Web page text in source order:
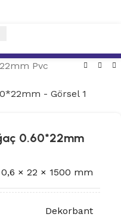
Pvc
0.60*22mm
0,6 × 22 × 1500 mm
Dekorbant